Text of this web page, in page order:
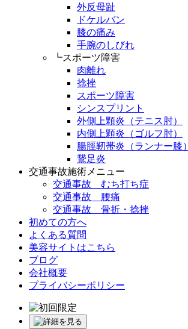
外反母趾
ドケルバン
膝の痛み
手腕のしびれ
┗スポーツ障害
肉離れ
捻挫
スポーツ障害
シンスプリント
外側上顆炎（テニス肘）
内側上顆炎（ゴルフ肘）
腸脛靭帯炎（ランナー膝）
鵞足炎
交通事故施術メニュー
交通事故 むち打ち症
交通事故 腰痛
交通事故 骨折・捻挫
初めての方へ
よくある質問
美容サイトはこちら
ブログ
会社概要
プライバシーポリシー